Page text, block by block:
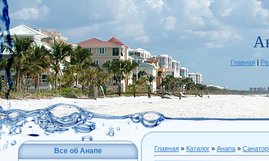
Главная |
Все об Анапе Главная » Каталог » Анапа »